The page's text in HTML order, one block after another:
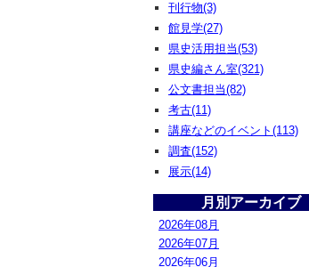
刊行物(3)
館見学(27)
県史活用担当(53)
県史編さん室(321)
公文書担当(82)
考古(11)
講座などのイベント(113)
調査(152)
展示(14)
月別アーカイブ
2026年08月
2026年07月
2026年06月